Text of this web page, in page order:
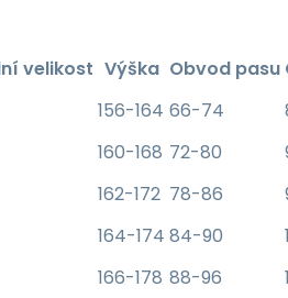
velikost Výška Obvod pasu
156-164 66-74
160-168 72-80
162-172 78-86
164-174 84-90
166-178 88-96